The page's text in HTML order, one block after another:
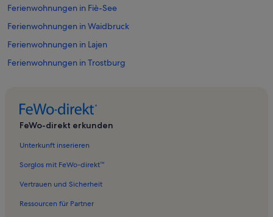
Ferienwohnungen in Fiè-See
Ferienwohnungen in Waidbruck
Ferienwohnungen in Lajen
Ferienwohnungen in Trostburg
Ferienwohnungen in Seiser Alm
Ferienwohnungen in Seiser Alm Bahn
Ferienwohnungen in 73 Laurin
FeWo-direkt erkunden
Unterkunft inserieren
Sorglos mit FeWo-direkt™
Vertrauen und Sicherheit
Ressourcen für Partner